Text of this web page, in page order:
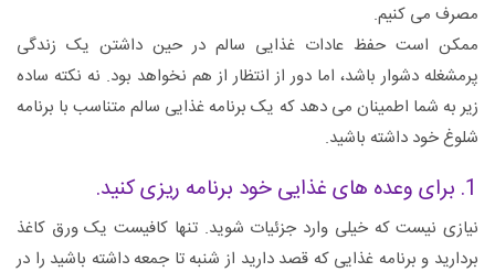
مصرف می کنیم.
ممکن است حفظ عادات غذایی سالم در حین داشتن یک زندگی
پرمشغله دشوار باشد، اما دور از انتظار از هم نخواهد بود. نه نکته ساده
زیر به شما اطمینان می دهد که یک برنامه غذایی سالم متناسب با برنامه
شلوغ خود داشته باشید.
1. برای وعده های غذایی خود برنامه ریزی کنید.
نیازی نیست که خیلی وارد جزئیات شوید. تنها کافیست یک ورق کاغذ
بردارید و برنامه غذایی که قصد دارید از شنبه تا جمعه داشته باشید را در